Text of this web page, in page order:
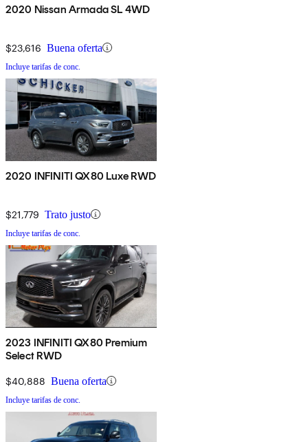
2020 Nissan Armada SL 4WD
$23,616 Buena oferta
Incluye tarifas de conc.
2020 INFINITI QX80 Luxe RWD
$21,779 Trato justo
Incluye tarifas de conc.
2023 INFINITI QX80 Premium
Select RWD
$40,888 Buena oferta
Incluye tarifas de conc.